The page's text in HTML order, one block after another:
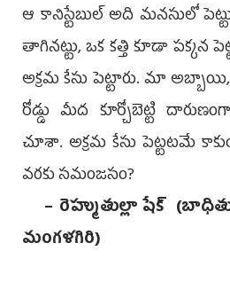
ఆ కానిస్టేబుల్‌ అది మనసులో
తాగినట్టు, ఒక కత్తి కూడా
అక్రమ కేసు పెట్టారు. మా
రోడ్డు మీద కూర్చోబెట్టి
చూశా. అక్రమ కేసు పెట్టటమే
వరకు సమంజసం?
– రెహ్ముతుల్లా షేక్‌
మంగళగిరి)